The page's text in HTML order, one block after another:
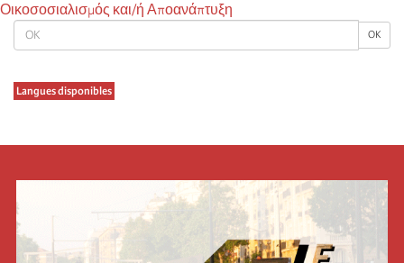
OK OK
Langues disponibles
Οικοσοσιαλισμός και/ή Αποανάπτυξη